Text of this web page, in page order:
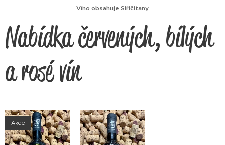
Víno obsahuje Siřičitany
Nabídka červených, bílých
a rosé vín
Akce